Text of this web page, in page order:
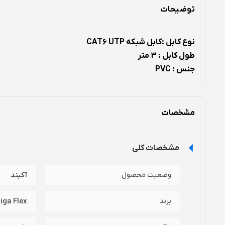
توضیحات
نوع کابل :کابل شبکه CAT6 UTP
طول کابل : 3 متر
جنس : PVC
نقاط قوت :
معرفی کابل شبکه Giga Flex نوع CAT6 UTP :
مشخصات
مشخصات کلی
وضعیت محصول آکبند
برند Flex